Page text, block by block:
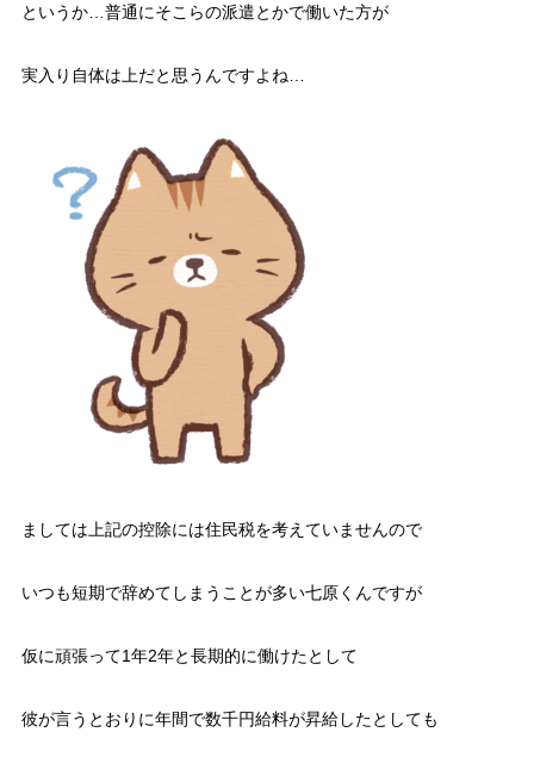
というか…普通にそこらの派遣とかで働いた方が
実入り自体は上だと思うんですよね…
ましては上記の控除には住民税を考えていませんので
いつも短期で辞めてしまうことが多い七原くんですが
仮に頑張って1年2年と長期的に働けたとして
彼が言うとおりに年間で数千円給料が昇給したとしても